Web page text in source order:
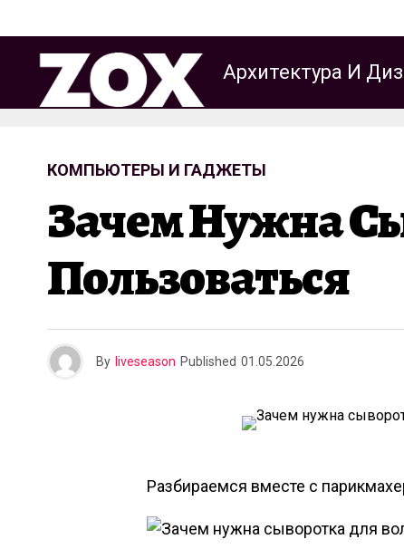
Архитектура И
КОМПЬЮТЕРЫ И ГАДЖЕТЫ
Зачем Нужна
Пользоваться
By liveseason Published 01.05.2026
Разбираемся вместе с